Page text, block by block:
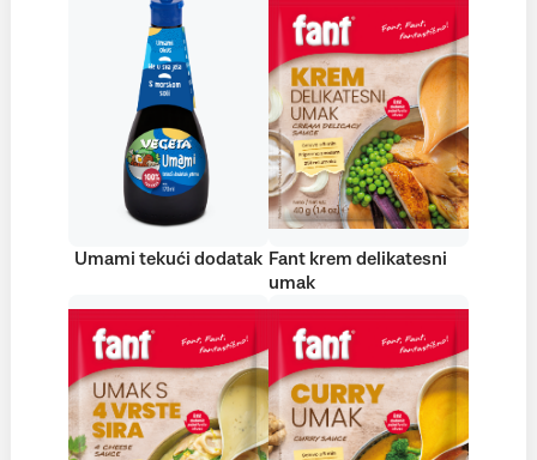
Umami tekući dodatak Fant krem delikatesni
umak